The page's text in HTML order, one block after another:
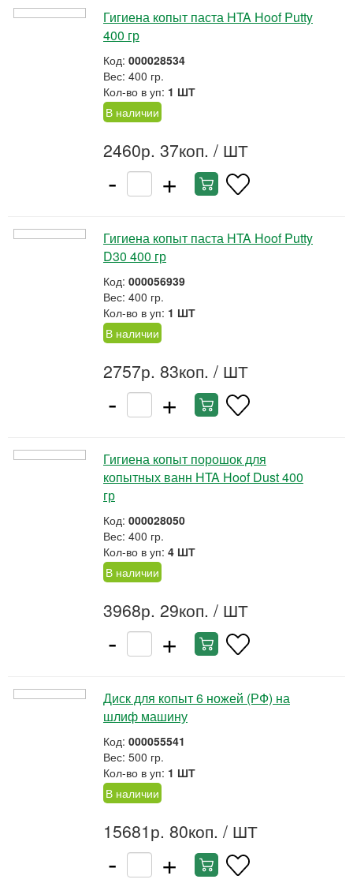
Гигиена копыт паста HTA Hoof Putty
400 гр
Код: 000028534
Вес: 400 гр.
Кол-во в уп: 1 ШТ
В наличии
2460р. 37коп. / ШТ
- +
Гигиена копыт паста HTA Hoof Putty
D30 400 гр
Код: 000056939
Вес: 400 гр.
Кол-во в уп: 1 ШТ
В наличии
2757р. 83коп. / ШТ
- +
Гигиена копыт порошок для
копытных ванн HTA Hoof Dust 400
гр
Код: 000028050
Вес: 400 гр.
Кол-во в уп: 4 ШТ
В наличии
3968р. 29коп. / ШТ
- +
Диск для копыт 6 ножей (РФ) на
шлиф машину
Код: 000055541
Вес: 500 гр.
Кол-во в уп: 1 ШТ
В наличии
15681р. 80коп. / ШТ
- +